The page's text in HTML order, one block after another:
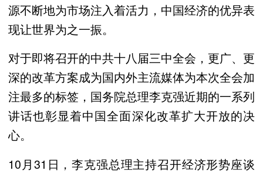
源不断地为市场注入着活力，中国经济的优异表
现让世界为之一振。
对于即将召开的中共十八届三中全会，更广、更
深的改革方案成为国内外主流媒体为本次全会加
注最多的标签，国务院总理李克强近期的一系列
讲话也彰显着中国全面深化改革扩大开放的决
心。
10月31日，李克强总理主持召开经济形势座谈